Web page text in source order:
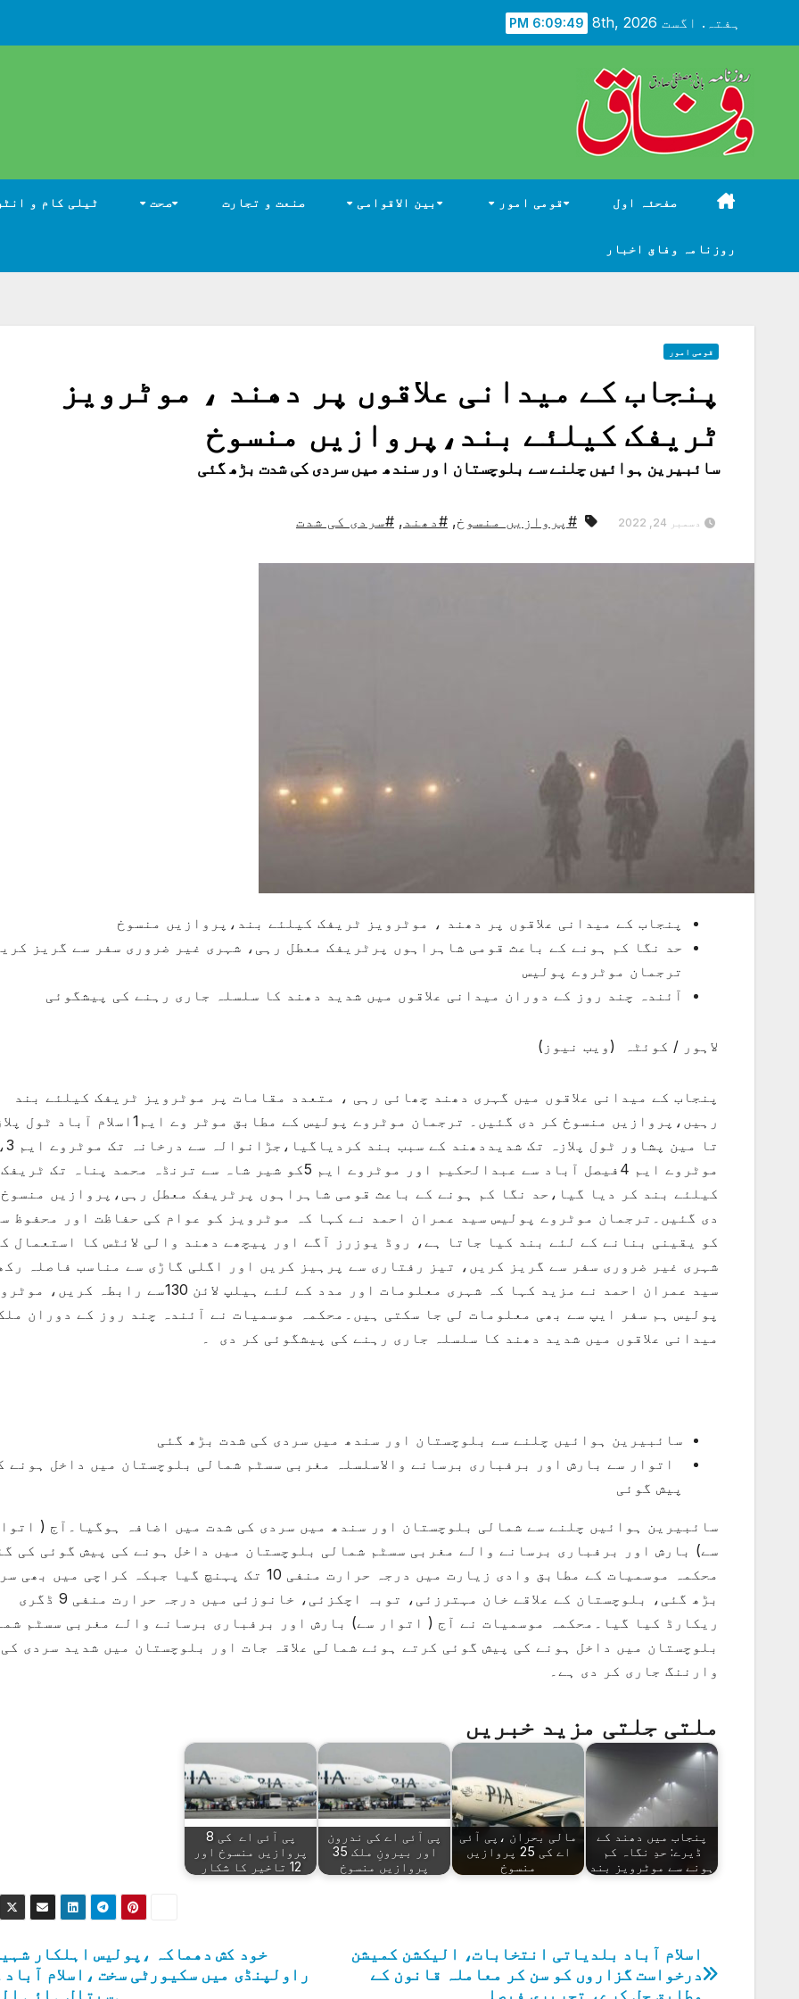
ہفتہ. اگست 8th, 2026 6:09:50 PM
صفحئہ اول قومی امور بین الاقوامی صنعت و تجارت صحت ٹیلی کام و
روزنامہ وفاق اخبار
قومی امور
پنجاب کے میدانی علاقوں پر دھند ، موٹرویز
ٹریفک کیلئے بند،پروازیں منسوخ
سائبیرین ہوائیں چلنے سے بلوچستان اور سندھ میں سردی کی شدت بڑھ گئی
دسمبر 24, 2022 #پروازیں منسوخ, #دھند, #سردی کی شدت
پنجاب کے میدانی علاقوں پر دھند ، موٹرویز ٹریفک کیلئے بند،پروازیں منسوخ
حد نگا کم ہونے کے باعث قومی شاہراہوں پرٹریفک معطل رہی، شہری غیر ضروری سفر سے گریز
ترجمان موٹروے پولیس
آئندہ چند روز کے دوران میدانی علاقوں میں شدید دھند کا سلسلہ جاری رہنے کی پیشگوئی
لاہور / کوئٹہ (ویب نیوز)
پنجاب کے میدانی علاقوں میں گہری دھند چھائی رہی ، متعدد مقامات پر موٹرویز ٹریفک کیلئے بند
رہیں،پروازیں منسوخ کر دی گئیں۔ ترجمان موٹروے پولیس کے مطابق موٹر وے ایم1اسلام آباد
تا مین پشاور ٹول پلازہ تک شدیددھند کے سبب بند کردیاگیا،جڑانوالہ سے درخانہ تک موٹروے ایم 3،
موٹروے ایم 4فیصل آباد سے عبدالحکیم اور موٹروے ایم 5کو شیر شاہ سے ترنڈہ محمد پناہ تک ٹریفک
کیلئے بند کر دیا گیا،حد نگا کم ہونے کے باعث قومی شاہراہوں پرٹریفک معطل رہی،پروازیں منسوخ
دی گئیں۔ترجمان موٹروے پولیس سید عمران احمد نے کہا کہ موٹرویز کو عوام کی حفاظت اور محفوظ
کو یقینی بنانے کے لئے بند کیا جاتا ہے، روڈ یوزرز آگے اور پیچھے دھند والی لائٹس کا استعمال
شہری غیر ضروری سفر سے گریز کریں، تیز رفتاری سے پرہیز کریں اور اگلی گاڑی سے مناسب فاصلہ
سید عمران احمد نے مزید کہا کہ شہری معلومات اور مدد کے لئے ہیلپ لائن 130سے رابطہ کریں،
پولیس ہم سفر ایپ سے بھی معلومات لی جا سکتی ہیں۔محکمہ موسمیات نے آئندہ چند روز کے دوران
میدانی علاقوں میں شدید دھند کا سلسلہ جاری رہنے کی پیشگوئی کر دی ۔
سائبیرین ہوائیں چلنے سے بلوچستان اور سندھ میں سردی کی شدت بڑھ گئی
اتوار سے بارش اور برفباری برسانے والاسلسلہ مغربی سسٹم شمالی بلوچستان میں داخل ہونے
پیش گوئی
سائبیرین ہوائیں چلنے سے شمالی بلوچستان اور سندھ میں سردی کی شدت میں اضافہ ہوگیا۔آج (
سے) بارش اور برفباری برسانے والے مغربی سسٹم شمالی بلوچستان میں داخل ہونے کی پیش گوئی کی
محکمہ موسمیات کے مطابق وادی زیارت میں درجہ حرارت منفی 10 تک پہنچ گیا جبکہ کراچی میں
بڑھ گئی، بلوچستان کے علاقے خان مہترزئی، توبہ اچکزئی، خانوزئی میں درجہ حرارت منفی 9 ڈگری
ریکارڈ کیا گیا۔محکمہ موسمیات نے آج ( اتوار سے) بارش اور برفباری برسانے والے مغربی سسٹم
بلوچستان میں داخل ہونے کی پیش گوئی کرتے ہوئے شمالی علاقہ جات اور بلوچستان میں شدید سردی کی
وارننگ جاری کر دی ہے۔
ملتی جلتی مزید خبریں
پنجاب میں دھند کے
ڈیرے: حدِ نگاہ کم
ہونے سے موٹرویز بند
مالی بحران ،پی آئی
اے کی 25 پروازیں
منسوخ
پی آئی اے کی ندرون
اور بیرونِ ملک 35
پروازیں منسوخ
پی آئی اے کی 8
پروازیں منسوخ اور
12 تاخیر کا شکار
پوسٹوں
خود کش دھماکہ ،پولیس اہلکار
راولپنڈی میں سکیورٹی سخت ،اسلام آباد
اسلام آباد بلدیاتی انتخابات، الیکشن کمیشن
درخواست گزاروں کو سن کر معاملہ قانون کے